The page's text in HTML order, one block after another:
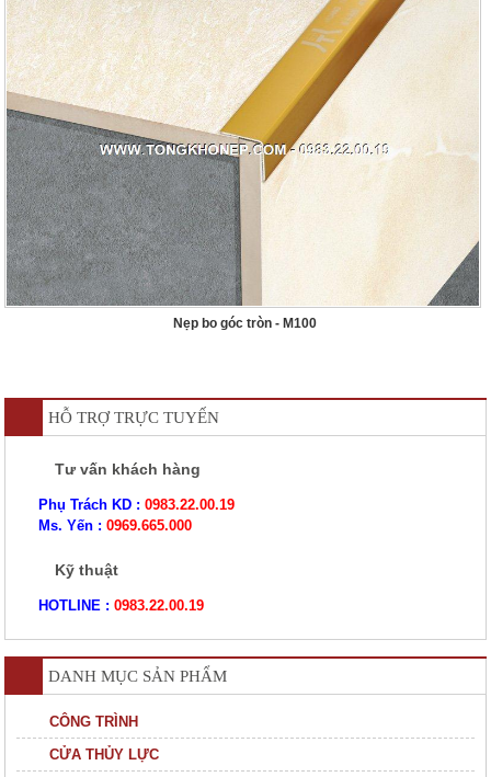
Nẹp bo góc tròn - M100
HỖ TRỢ TRỰC TUYẾN
Tư vấn khách hàng
Phụ Trách KD :0983.22.00.19
Ms. Yến :0969.665.000
Kỹ thuật
HOTLINE :0983.22.00.19
DANH MỤC SẢN PHẨM
CÔNG TRÌNH
CỬA THỦY LỰC